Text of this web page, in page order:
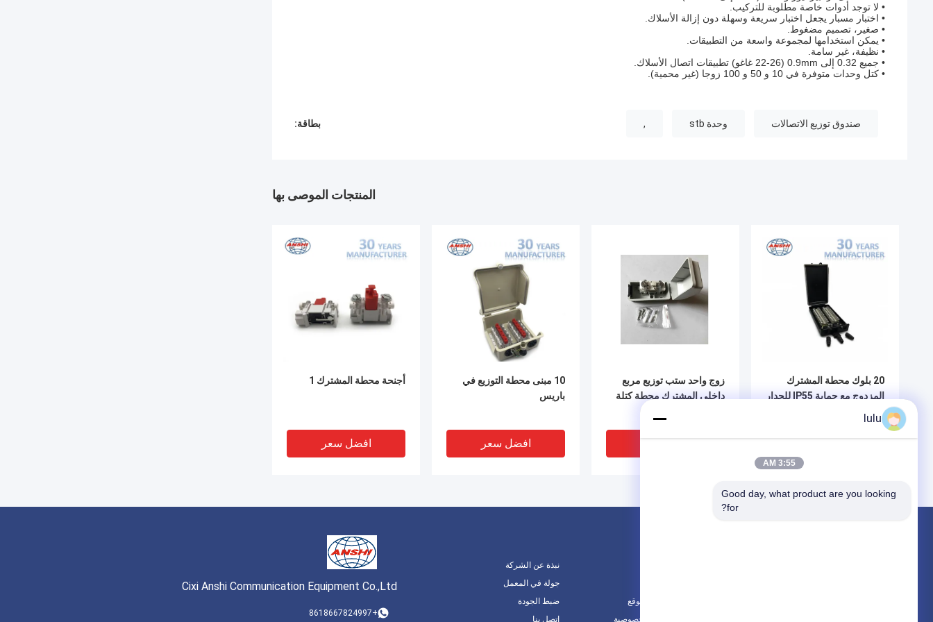
• لا توجد أدوات خاصة مطلوبة للتركيب.
• اختبار مسبار يجعل اختبار سريعة وسهلة دون إزالة الأسلاك.
• صغير، تصميم مضغوط.
• يمكن استخدامها لمجموعة واسعة من التطبيقات.
• نظيفة، غير سامة.
• جميع 0.32 إلى 0.9mm (22-26 غاغو) تطبيقات اتصال الأسلاك.
• كتل وحدات متوفرة في 10 و 50 و 100 زوجا (غير محمية).
بطاقة: صندوق توزيع الاتصالات وحدة stb ,
المنتجات الموصى بها
أجنحة محطة المشترك 1
افضل سعر
10 مبنى محطة التوزيع في
باريس
افضل سعر
زوج واحد ستب توزيع مربع
داخلي المشترك محطة كتلة
افضل سعر
20 بلوك محطة المشترك
المزدوج مع حماية IP55 للجدار
والقطب الصندوق STB
افضل سعر
Cixi Anshi Communication Equipment Co.,Ltd
+8618667824997
نبذة عن الشركة
جولة في المعمل
ضبط الجودة
اتصل بنا
خريطة الموقع
سياسة الخصوصية
lulu
3:55 AM
Good day, what product are you looking
for?